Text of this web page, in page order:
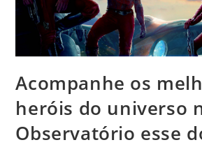
Acompanhe os
heróis do universo
Observatório esse